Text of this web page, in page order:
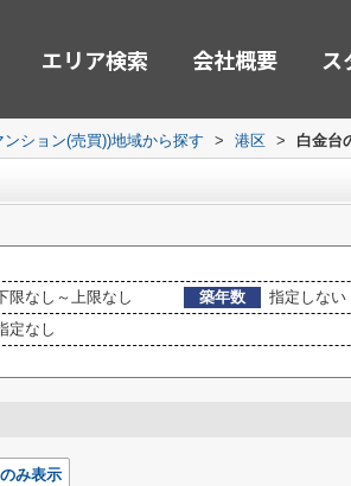
エリア検索 会社概要 ス
ンション(売買))地域から探す > 港区 > 白金台
限なし～上限なし 築年数
指定しない
定なし
み表示